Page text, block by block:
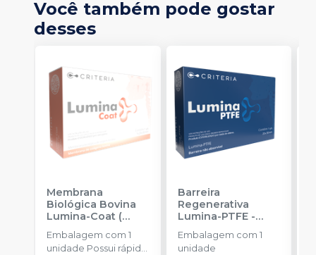
Você também pode gostar
desses
Membrana
Biológica Bovina
Lumina-Coat (
1x20x30mm)
CRITERIA
Embalagem com 1
unidade Possui rápida
Barreira
Regenerativa
Lumina-PTFE-
CRITERIA
Embalagem com 1
unidade